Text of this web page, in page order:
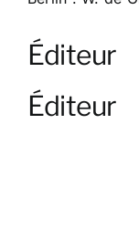
Éditeur
Éditeur